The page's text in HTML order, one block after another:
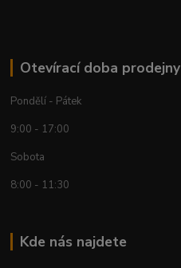
Otevírací doba prodejny
Pondělí - Pátek
9:00 - 17:00
Sobota
8:00 - 11:30
Kde nás najdete